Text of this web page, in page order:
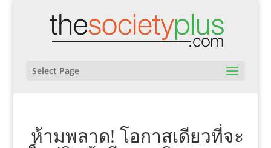
Select Page
ห้ามพลาด! โอกาสเดียวที่จะ